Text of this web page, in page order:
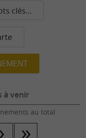
clés...
à venir
au total